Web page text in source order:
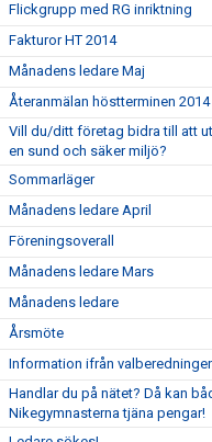
Flickgrupp med RG inriktning
Fakturor HT 2014
Månadens ledare Maj
Återanmälan höstterminen
Vill du/ditt företag bidra till att
en sund och säker miljö?
Sommarläger
Månadens ledare April
Föreningsoverall
Månadens ledare Mars
Månadens ledare
Årsmöte
Information ifrån
Handlar du på nätet? Då kan
Nikegymnasterna tjäna pengar!